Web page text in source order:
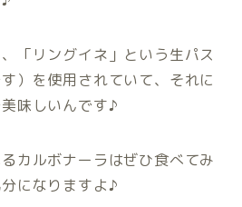
「リングイネ」という生パス
）を使用されていて、それに
味しいんです♪
カルボナーラはぜひ食べてみ
になりますよ♪